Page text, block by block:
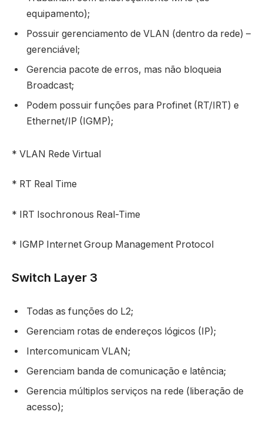
equipamento);
Possuir gerenciamento de VLAN (dentro da rede) –
gerenciável;
Gerencia pacote de erros, mas não bloqueia
Broadcast;
Podem possuir funções para Profinet (RT/IRT) e
Ethernet/IP (IGMP);
* VLAN Rede Virtual
* RT Real Time
* IRT Isochronous Real-Time
* IGMP Internet Group Management Protocol
Switch Layer 3
Todas as funções do L2;
Gerenciam rotas de endereços lógicos (IP);
Intercomunicam VLAN;
Gerenciam banda de comunicação e latência;
Gerencia múltiplos serviços na rede (liberação de
acesso);